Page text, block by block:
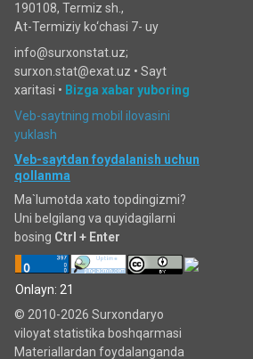
190108, Termiz sh.,
At-Termiziy ko‘chasi 7- uy
info@surxonstat.uz;
surxon.stat@exat.uz • Sayt
xaritasi • Bizga xabar yuboring
Veb-saytning mobil ilovasini
yuklash
Veb-saytdan foydalanish uchun
qollanma
Ma`lumotda xato topdingizmi?
Uni belgilang va quyidagilarni
bosing Ctrl + Enter
Onlayn: 21
© 2010-2026 Surxondaryo
viloyat statistika boshqarmasi
Materiallardan foydalanganda